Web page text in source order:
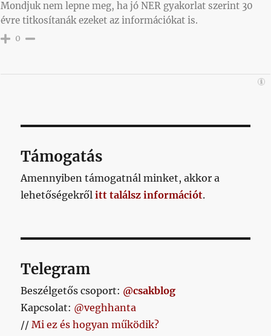
Mondjuk nem lepne meg, ha jó NER gyakorlat szerint 30
évre titkosítanák ezeket az információkat is.
0
Támogatás
Amennyiben támogatnál minket, akkor a
lehetőségekrőlitt találsz információt.
Telegram
Beszélgetős csoport: @csakblog
Kapcsolat: @veghhanta
//Mi ez és hogyan működik?